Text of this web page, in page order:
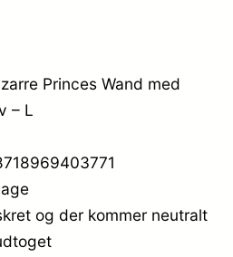
Princes Wand med
– L
og der kommer neutralt